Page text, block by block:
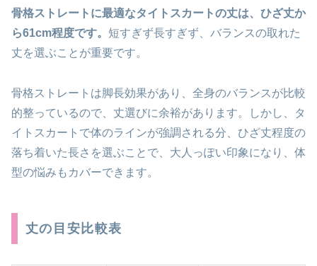
骨格ストレートに最適なタイトスカートの丈は、ひざ丈か
ら61cm程度です。 短すぎず長すぎず、バランスの取れた
丈を選ぶことが重要です。
骨格ストレートは脚長効果があり、全身のバランスが比較
的整っているので、丈選びに余裕があります。しかし、タ
イトスカートで体のラインが強調される分、ひざ丈程度の
落ち着いた長さを選ぶことで、大人っぽい印象になり、体
型の悩みもカバーできます。
丈の目安比較表